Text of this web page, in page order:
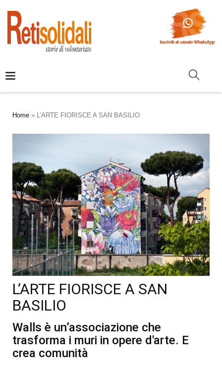
Home » L’ARTE FIORISCE A SAN BASILIO
L’ARTE FIORISCE A SAN
BASILIO
Walls è un’associazione che
trasforma i muri in opere d'arte. E
crea comunità